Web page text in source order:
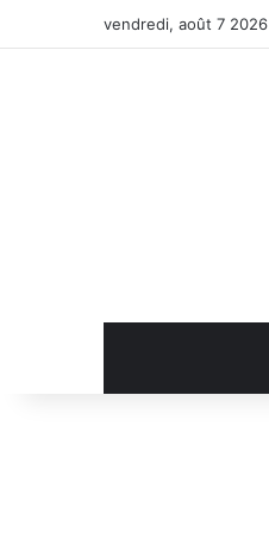
vendredi, août 7 2026